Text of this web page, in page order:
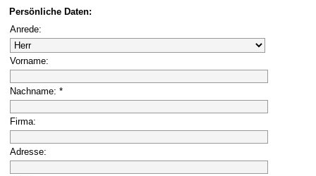
Persönliche Daten:
Anrede:
Vorname:
Nachname: *
Firma:
Adresse: